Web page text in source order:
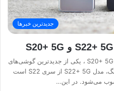
جدیدترین خبرها
مقایسه گوشی گلکسی S22+ 5G و S20+ 5G ، یکی از جدیدترین گوشی‌های
هوشمند عرضه شده توسط سامسونگ، مدل S22+ 5G از سری S22 است
می‌شود. در این…